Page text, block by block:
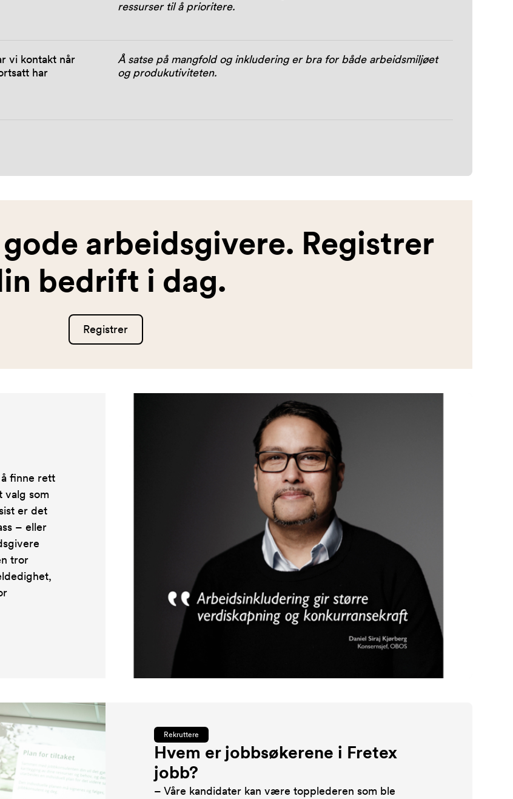
ressurser til å prioritere.
vi kontakt når
har
Å satse på mangfold og inkludering er bra for både arbeidsmiljøet
og produkutiviteten.
arbeidsgivere. Registrer
bedrift i dag.
Registrer
finne rett
valg som
er det
– eller
tror
Rekruttere
Hvem er jobbsøkerene i Fretex
jobb?
– Våre kandidater kan være topplederen som ble